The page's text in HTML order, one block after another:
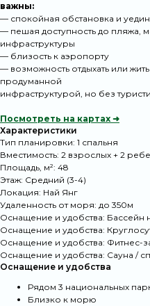
важны:
— спокойная обстановка и
— пешая доступность до пляжа,
инфраструктуры
— близость к аэропорту
— возможность отдыхать или
продуманной
инфраструктурой, но без
Посмотреть на картах ➜
Характеристики
Тип планировки: 1 спальня
Вместимость: 2 взрослых + 2
Площадь, м²: 48
Этаж: Средний (3-4)
Локация: Най Янг
Удаленность от моря: до 350м
Оснащение и удобства: Бассейн
Оснащение и удобства:
Оснащение и удобства: Фитнес-
Оснащение и удобства: Сауна /
Оснащение и удобства
Рядом 3 национальных
Близко к морю